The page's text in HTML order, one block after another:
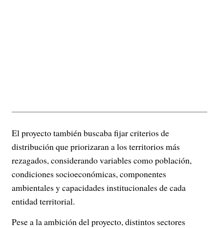
El proyecto también buscaba fijar criterios de
distribución que priorizaran a los territorios más
rezagados, considerando variables como población,
condiciones socioeconómicas, componentes
ambientales y capacidades institucionales de cada
entidad territorial.
Pese a la ambición del proyecto, distintos sectores